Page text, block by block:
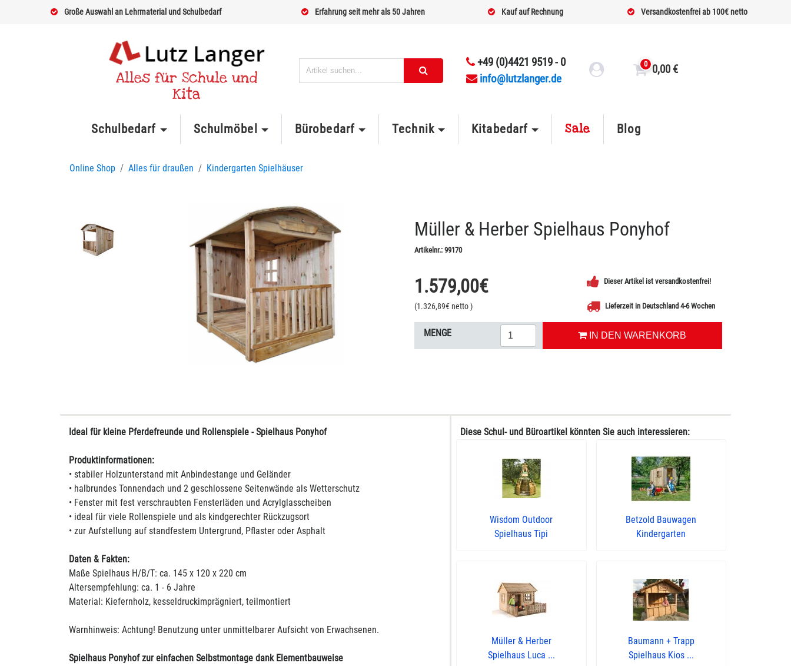
Große Auswahl an Lehrmaterial und Schulbedarf Erfahrung seit mehr als 50 Jahren Kauf auf Rechnung Versandkostenfrei ab 100€ netto
Alles für Schule und
Kita
+49 (0)4421 9519 - 0
info@lutzlanger.de
0 0,00 €
Schulbedarf Schulmöbel Bürobedarf Technik Kitabedarf Sale Blog
Online Shop Alles für draußen Kindergarten Spielhäuser
Müller & Herber Spielhaus Ponyhof
Artikelnr.: 99170
1.579,00€
(1.326,89€ netto)
Dieser Artikel ist versandkostenfrei!
Lieferzeit in Deutschland 4-6 Wochen
MENGE IN DEN WARENKORB
Ideal für kleine Pferdefreunde und Rollenspiele - Spielhaus Ponyhof
Produktinformationen:
• stabiler Holzunterstand mit Anbindestange und Geländer
• halbrundes Tonnendach und 2 geschlossene Seitenwände als Wetterschutz
• Fenster mit fest verschraubten Fensterläden und Acrylglasscheiben
• ideal für viele Rollenspiele und als kindgerechter Rückzugsort
• zur Aufstellung auf standfestem Untergrund, Pflaster oder Asphalt
Daten & Fakten:
Maße Spielhaus H/B/T: ca. 145 x 120 x 220 cm
Altersempfehlung: ca. 1 - 6 Jahre
Material: Kiefernholz, kesseldruckimprägniert, teilmontiert
Warnhinweis: Achtung! Benutzung unter unmittelbarer Aufsicht von Erwachsenen.
Spielhaus Ponyhof zur einfachen Selbstmontage dank Elementbauweise
Diese Schul- und Büroartikel könnten Sie auch interessieren:
Wisdom Outdoor
Spielhaus Tipi
Betzold Bauwagen
Kindergarten
Müller & Herber
Spielhaus Luca ...
Baumann + Trapp
Spielhaus Kios ...